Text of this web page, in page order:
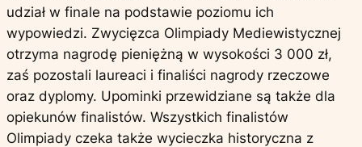
udział w finale na podstawie poziomu ich
wypowiedzi. Zwycięzca Olimpiady Mediewistycznej
otrzyma nagrodę pieniężną w wysokości 3 000 zł,
zaś pozostali laureaci i finaliści nagrody rzeczowe
oraz dyplomy. Upominki przewidziane są także dla
opiekunów finalistów. Wszystkich finalistów
Olimpiady czeka także wycieczka historyczna z